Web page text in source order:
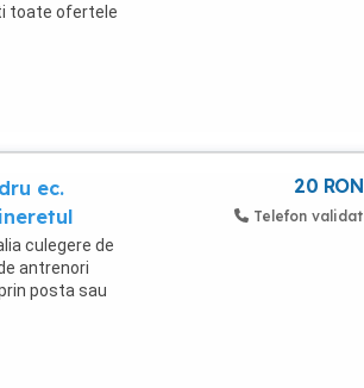
toate ofertele
ec.
culegere de
antrenori
posta sau
20 RON
Telefon validat